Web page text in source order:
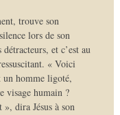
trouve son
lors de son
et c’est au
« Voici
un homme ligoté,
visage humain ?
dira Jésus à son